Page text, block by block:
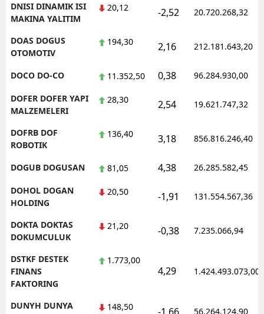
DNISI DINAMIK ISI
MAKINA YALITIM
20,12 -2,52 20.720.268,32
DOAS DOGUS
OTOMOTIV
194,30 2,16 212.181.643,20
DOCO DO-CO 11.352,50 0,38 96.284.930,00
DOFER DOFER YAPI
MALZEMELERI
28,30 2,54 19.621.747,32
DOFRB DOF
ROBOTIK
136,40 3,18 856.816.246,40
DOGUB DOGUSAN 81,05 4,38 26.285.582,45
DOHOL DOGAN
HOLDING
20,50 -1,91 131.554.567,36
DOKTA DOKTAS
DOKUMCULUK
21,20 -0,38 7.235.066,94
DSTKF DESTEK
FINANS
FAKTORING
1.773,00
4,29 1.424.493.073,00
DUNYH DUNYA
148,50 56.264.124,90